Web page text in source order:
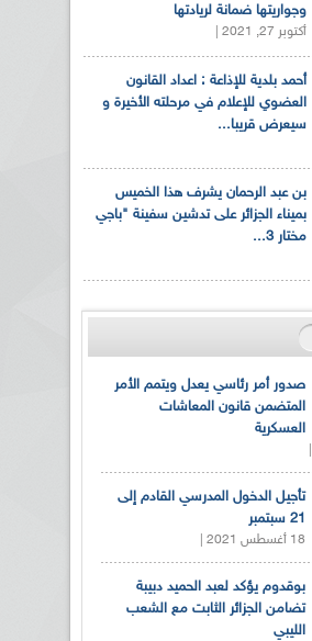
وجواريتها ضمانة لريادتها
أكتوبر 27, 2021 |
أحمد بلدية للإذاعة : اعداد القانون
العضوي للإعلام في مرحلته الأخيرة و
سيعرض قريبا...
بن عبد الرحمان يشرف هذا الخميس
بميناء الجزائر على تدشين سفينة "باجي
مختار 3...
صدور أمر رئاسي يعدل ويتمم الأمر
المتضمن قانون المعاشات
العسكرية
تأجيل الدخول المدرسي القادم إلى
21 سبتمبر
18 أغسطس 2021 |
بوقدوم يؤكد لعبد الحميد دبيبة
تضامن الجزائر الثابت مع الشعب
الليبي